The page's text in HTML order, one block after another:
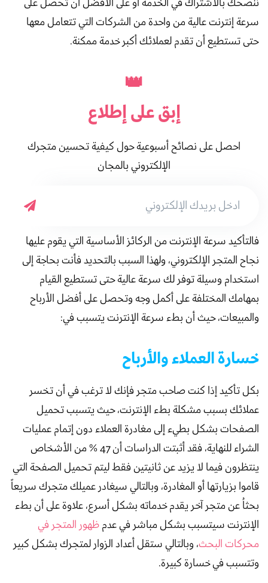
سرعة إنترنت عالية من واحدة من الشركات التي تتعامل معها
حتى تستطيع أن تقدم لعملائك أكبر خدمة ممكنة.
👑
إبق علىإطلاع
احصل على نصائح أسبوعية حول كيفية تحسين متجرك
الإلكتروني بالمجان
فالتأكيد سرعة الإنترنت من الركائز الأساسية التي يقوم عليها
نجاح المتجر الإلكتروني، ولهذا السبب بالتحديد فأنت بحاجة إلى
استخدام وسيلة توفر لك سرعة عالية حتى تستطيع القيام
بمهامك المختلفة على أكمل وجه وتحصل على أفضل الأرباح
والمبيعات، حيث أن بطء سرعة الإنترنت يتسبب في:
خسارة العملاء والأرباح
بكل تأكيد إذا كنت صاحب متجر فإنك لا ترغب في أن تخسر
عملائك بسبب مشكلة بطء الإنترنت، حيث يتسبب تحميل
الصفحات بشكل بطيء إلى مغادرة العملاء دون إتمام عمليات
الشراء للنهاية، فقد أثبتت الدراسات أن 47 % من الأشخاص
ينتظرون فيما لا يزيد عن ثانيتين فقط ليتم تحميل الصفحة التي
قاموا بزيارتها أو المغادرة، وبالتالي سيغادر عميلك متجرك سريعاً
بحثاُ عن متجر آخر يقدم خدماته بشكل أسرع، علاوة على أن بطء
الإنترنت سيتسبب بشكل مباشر في عدمظهور المتجر في
محركات البحث، وبالتالي ستقل أعداد الزوار لمتجرك بشكل كبير
وتتسبب في خسارة كبيرة.